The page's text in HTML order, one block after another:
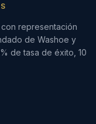
representación
de Washoe y
de tasa de éxito, 10